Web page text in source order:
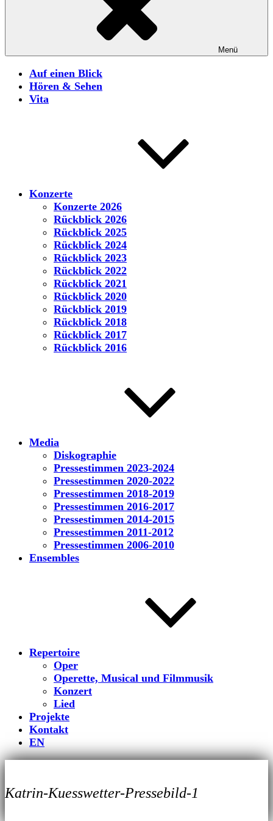
Menü
Auf einen Blick
Hören & Sehen
Vita
Konzerte
Konzerte 2026
Rückblick 2026
Rückblick 2025
Rückblick 2024
Rückblick 2023
Rückblick 2022
Rückblick 2021
Rückblick 2020
Rückblick 2019
Rückblick 2018
Rückblick 2017
Rückblick 2016
Media
Diskographie
Pressestimmen 2023-2024
Pressestimmen 2020-2022
Pressestimmen 2018-2019
Pressestimmen 2016-2017
Pressestimmen 2014-2015
Pressestimmen 2011-2012
Pressestimmen 2006-2010
Ensembles
Repertoire
Oper
Operette, Musical und Filmmusik
Konzert
Lied
Projekte
Kontakt
EN
Katrin-Kuesswetter-Pressebild-1